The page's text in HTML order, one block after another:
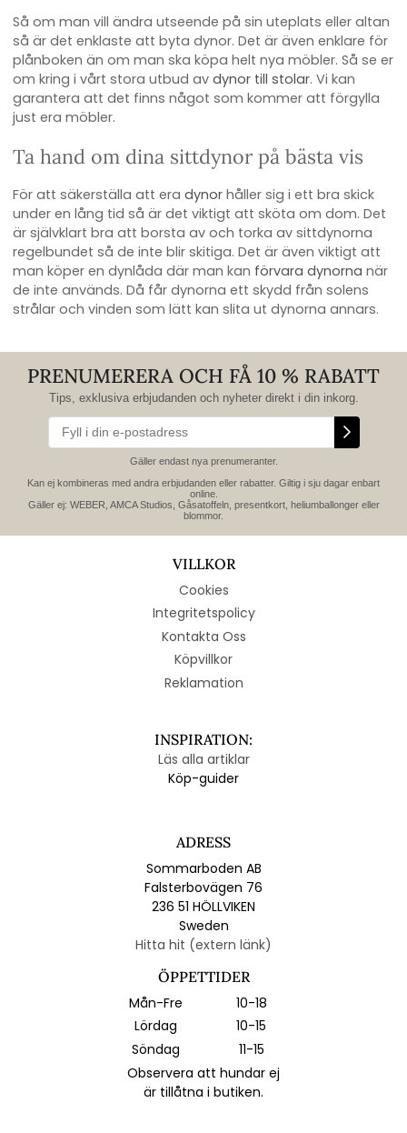
Så om man vill ändra utseende på sin uteplats eller altan
så är det enklaste att byta dynor. Det är även enklare för
plånboken än om man ska köpa helt nya möbler. Så se er
om kring i vårt stora utbud av dynor till stolar. Vi kan
garantera att det finns något som kommer att förgylla
just era möbler.
Ta hand om dina sittdynor på bästa vis
För att säkerställa att era dynor håller sig i ett bra skick
under en lång tid så är det viktigt att sköta om dom. Det
är självklart bra att borsta av och torka av sittdynorna
regelbundet så de inte blir skitiga. Det är även viktigt att
man köper en dynlåda där man kan förvara dynorna när
de inte används. Då får dynorna ett skydd från solens
strålar och vinden som lätt kan slita ut dynorna annars.
PRENUMERERA OCH FÅ 10 % RABATT
Tips, exklusiva erbjudanden och nyheter direkt i din inkorg.
Gäller endast nya prenumeranter.
Kan ej kombineras med andra erbjudanden eller rabatter. Giltig i sju dagar enbart
online.
Gäller ej: WEBER, AMCA Studios, Gåsatoffeln, presentkort, heliumballonger eller
blommor.
VILLKOR
Cookies
Integritetspolicy
Kontakta Oss
Köpvillkor
Reklamation
INSPIRATION:
Läs alla artiklar
Köp-guider
ADRESS
Sommarboden AB
Falsterbovägen 76
236 51 HÖLLVIKEN
Sweden
Hitta hit (extern länk)
ÖPPETTIDER
Mån-Fre
10-18
Lördag
10-15
Söndag
11-15
Observera att hundar ej
är tillåtna i butiken.